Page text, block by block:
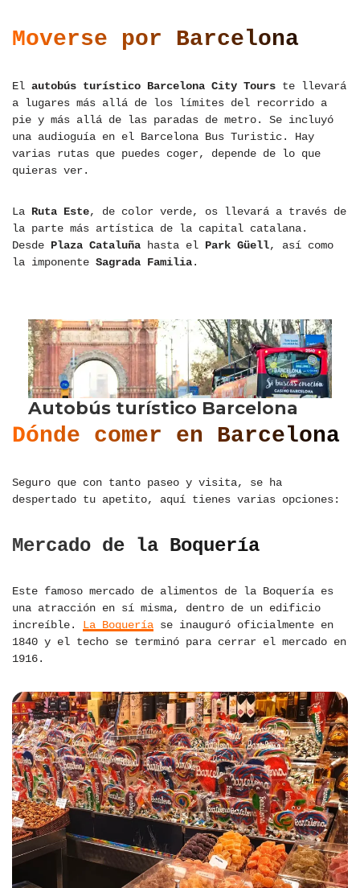
Moverse por Barcelona
El autobús turístico Barcelona City Tours te llevará
a lugares más allá de los límites del recorrido a
pie y más allá de las paradas de metro. Se incluyó
una audioguía en el Barcelona Bus Turistic. Hay
varias rutas que puedes coger, depende de lo que
quieras ver.
La Ruta Este, de color verde, os llevará a través de
la parte más artística de la capital catalana.
Desde Plaza Cataluña hasta el Park Güell, así como
la imponente Sagrada Familia.
Dónde comer en Barcelona
Seguro que con tanto paseo y visita, se ha
despertado tu apetito, aquí tienes varias opciones:
Mercado de la Boquería
Este famoso mercado de alimentos de la Boquería es
una atracción en sí misma, dentro de un edificio
increíble. La Boquería se inauguró oficialmente en
1840 y el techo se terminó para cerrar el mercado en
1916.